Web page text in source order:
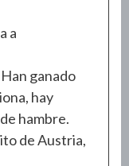
a
ganado
hay
hambre.
de Austria,